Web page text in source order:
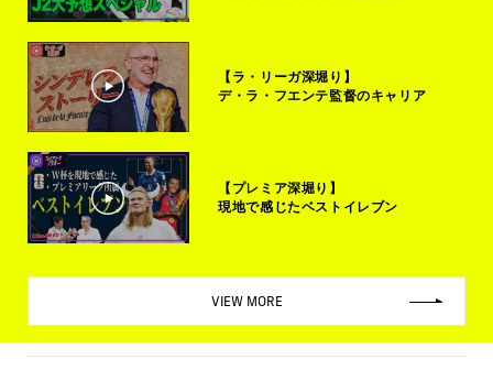
【ラ・リーガ深堀り】
デ・ラ・フエンテ監督のキャリア
【プレミア深堀り】
現地で感じたベストイレブン
VIEW MORE